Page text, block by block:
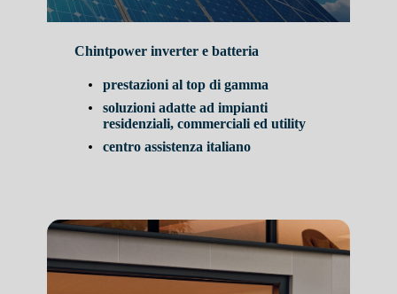
Chintpower inverter e batteria
prestazioni al top di gamma
soluzioni adatte ad impianti
residenziali, commerciali ed utility
centro assistenza italiano